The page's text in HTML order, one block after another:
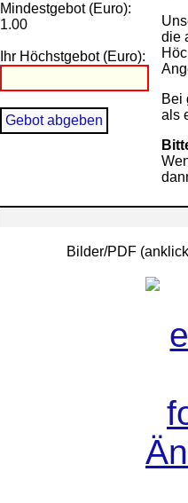
Mindestgebot (Euro):
1.00
Ihr Höchstgebot (Euro):
die
Bei
als
Bilder/PDF